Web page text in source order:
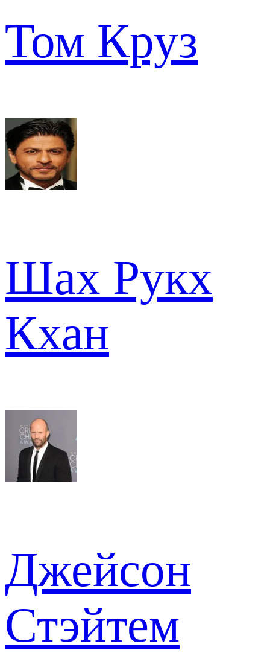
Том Круз
Шах Рукх
Кхан
Джейсон
Стэйтем